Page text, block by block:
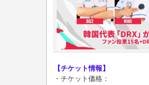
【チケット情報】
・チケット価格：